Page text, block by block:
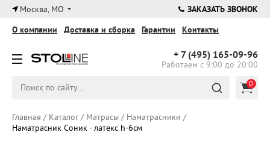
×
Москва, МО ЗАКАЗАТЬ ЗВОНОК
+ 7 (495) 165-09-96
Работаем с 9:00 до 20:00
О компании Доставка и сборка Гарантии Контакты
0
Главная / Каталог/ Матрасы / Наматрасники /
Наматрасник Соник - латекс h-6см